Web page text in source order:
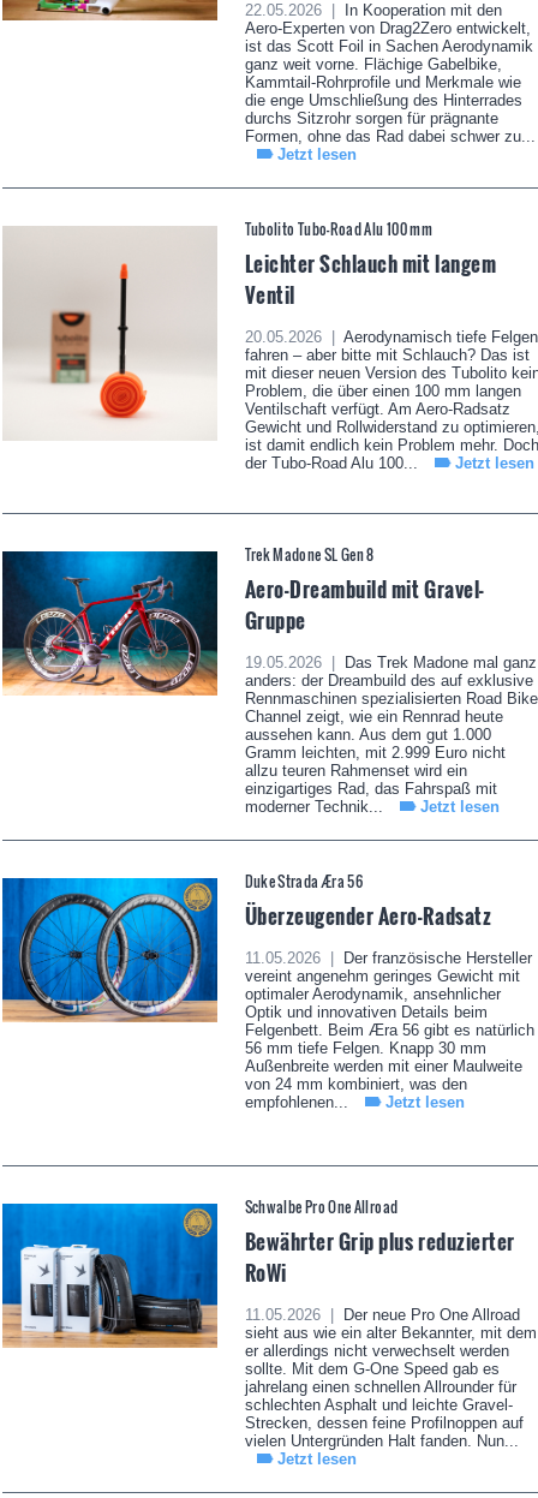
22.05.2026 |
In Kooperation mit den
Aero-Experten von Drag2Zero entwickelt,
ist das Scott Foil in Sachen Aerodynamik
ganz weit vorne. Flächige Gabelbike,
Kammtail-Rohrprofile und Merkmale wie
die enge Umschließung des Hinterrades
durchs Sitzrohr sorgen für prägnante
Formen, ohne das Rad dabei schwer zu...
Jetzt lesen
Tubolito Tubo-Road Alu 100 mm
Leichter Schlauch mit langem
Ventil
20.05.2026 |
Aerodynamisch tiefe Felgen
fahren – aber bitte mit Schlauch? Das ist
mit dieser neuen Version des Tubolito
Problem, die über einen 100 mm langen
Ventilschaft verfügt. Am Aero-Radsatz
Gewicht und Rollwiderstand zu
ist damit endlich kein Problem mehr. Doch
der Tubo-Road Alu 100...
Jetzt lesen
Trek Madone SL Gen 8
Aero-Dreambuild mit Gravel-
Gruppe
19.05.2026 |
Das Trek Madone mal ganz
anders: der Dreambuild des auf exklusive
Rennmaschinen spezialisierten Road Bike
Channel zeigt, wie ein Rennrad heute
aussehen kann. Aus dem gut 1.000
Gramm leichten, mit 2.999 Euro nicht
allzu teuren Rahmenset wird ein
einzigartiges Rad, das Fahrspaß mit
moderner Technik...
Jetzt lesen
Duke Strada Æra 56
Überzeugender Aero-Radsatz
11.05.2026 |
Der französische Hersteller
vereint angenehm geringes Gewicht mit
optimaler Aerodynamik, ansehnlicher
Optik und innovativen Details beim
Felgenbett. Beim Æra 56 gibt es natürlich
56 mm tiefe Felgen. Knapp 30 mm
Außenbreite werden mit einer Maulweite
von 24 mm kombiniert, was den
empfohlenen...
Jetzt lesen
Schwalbe Pro One Allroad
Bewährter Grip plus reduzierter
RoWi
11.05.2026 |
Der neue Pro One Allroad
sieht aus wie ein alter Bekannter, mit dem
er allerdings nicht verwechselt werden
sollte. Mit dem G-One Speed gab es
jahrelang einen schnellen Allrounder für
schlechten Asphalt und leichte Gravel-
Strecken, dessen feine Profilnoppen auf
vielen Untergründen Halt fanden. Nun...
Jetzt lesen